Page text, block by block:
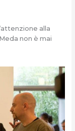
alla
non è mai